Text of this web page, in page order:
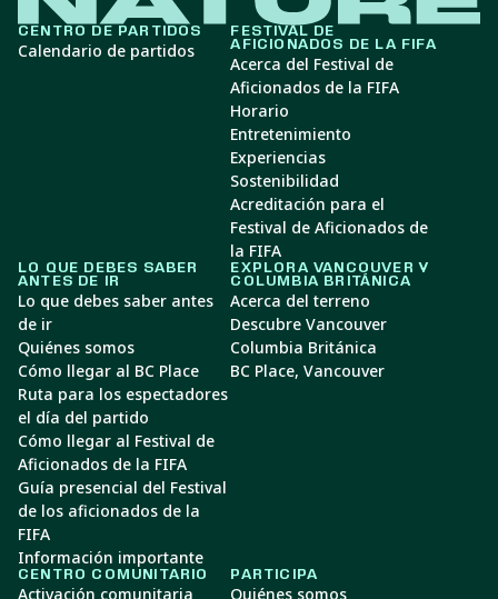
CENTRO DE PARTIDOS
Calendario de partidos
FESTIVAL DE
AFICIONADOS DE LA FIFA
Acerca del Festival de
Aficionados de la FIFA
Horario
Entretenimiento
Experiencias
Sostenibilidad
Acreditación para el
Festival de Aficionados de
la FIFA
LO QUE DEBES SABER
ANTES DE IR
Lo que debes saber antes
de ir
Quiénes somos
Cómo llegar al BC Place
Ruta para los espectadores
el día del partido
Cómo llegar al Festival de
Aficionados de la FIFA
Guía presencial del Festival
de los aficionados de la
FIFA
Información importante
EXPLORA VANCOUVER Y
COLUMBIA BRITÁNICA
Acerca del terreno
Descubre Vancouver
Columbia Británica
BC Place, Vancouver
CENTRO COMUNITARIO
Activación comunitaria
PARTICIPA
Quiénes somos